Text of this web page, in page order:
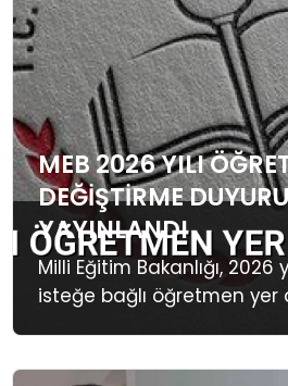
SIYASET
SPOR
TEKNOLOJI
YAŞAM
MEB 2026 YILI
DEĞIŞTIRME
YAYINLANDI
Milli Eğitim Bakanlığı, 2026
isteğe bağlı öğretmen yer
ilan edilecek.